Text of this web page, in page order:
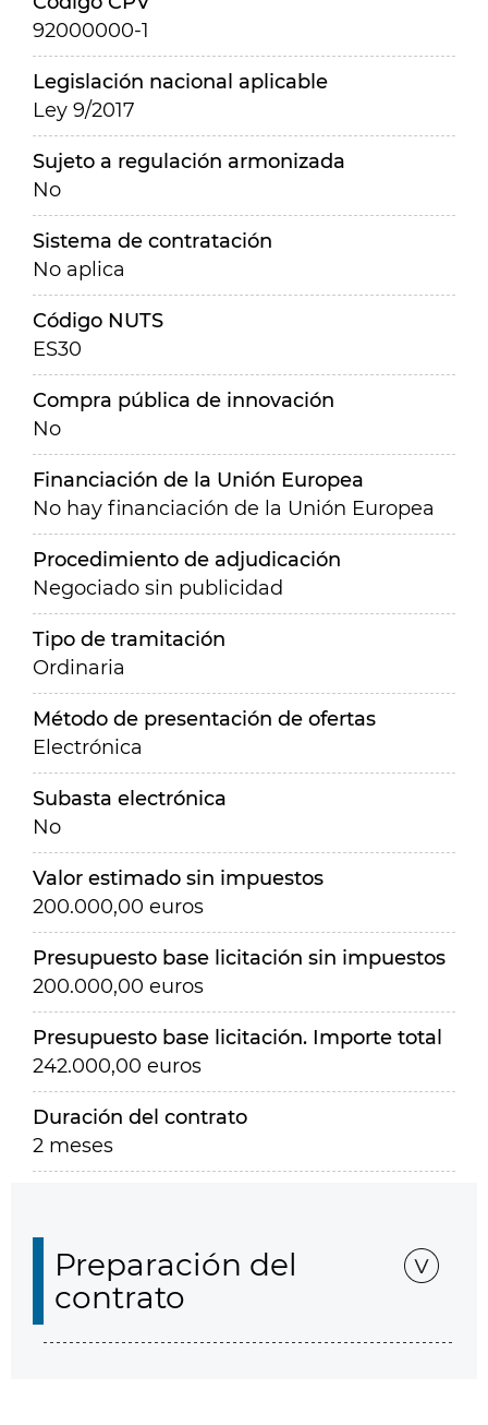
92000000-1
Legislación nacional aplicable
Ley 9/2017
Sujeto a regulación armonizada
No
Sistema de contratación
No aplica
Código NUTS
ES30
Compra pública de innovación
No
Financiación de la Unión Europea
No hay financiación de la Unión Europea
Procedimiento de adjudicación
Negociado sin publicidad
Tipo de tramitación
Ordinaria
Método de presentación de ofertas
Electrónica
Subasta electrónica
No
Valor estimado sin impuestos
200.000,00 euros
Presupuesto base licitación sin impuestos
200.000,00 euros
Presupuesto base licitación. Importe total
242.000,00 euros
Duración del contrato
2 meses
Preparación del
contrato